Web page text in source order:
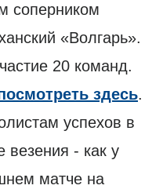
соперником
«Волгарь».
20 команд.
здесь.
успехов в
везения - как у
матче на